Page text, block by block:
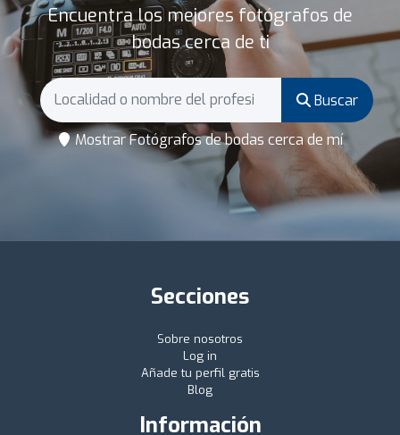
Encuentra los mejores fotógrafos de
bodas cerca de ti
Buscar
Mostrar Fotógrafos de bodas cerca de mí
Secciones
Sobre nosotros
Log in
Añade tu perfil gratis
Blog
Información